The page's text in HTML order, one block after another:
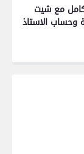
مع شيت
وحساب الاستاذ